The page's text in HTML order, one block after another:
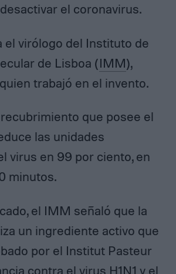
el coronavirus.
el virólogo del Instituto de
de Lisboa (IMM),
trabajó en el invento.
que posee el
las unidades
virus en 99 por ciento, en
minutos.
el IMM señaló que la
un ingrediente activo que
por el Institut Pasteur
contra el virus H1N1 y el